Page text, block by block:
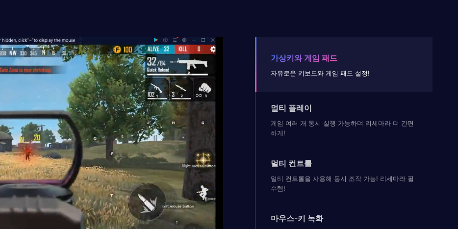
가상키와 게임 패드
자유로운 키보드와 게임 패드 설정!
멀티 플레이
게임 여러 개 동시 실행 가능하며 리세마라 더 간편
하게!
멀티 컨트롤
멀티 컨트롤을 사용해 동시 조작 가능! 리세마라 필
수템!
마우스-키 녹화